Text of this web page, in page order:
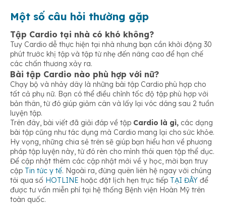
Một số câu hỏi thường gặp
Tập Cardio tại nhà có khó không?
Tuy Cardio dễ thực hiện tại nhà nhưng bạn cần khởi động 30
phút trước khị tập và tập từ nhẹ đến nâng cao để hạn chế
các chấn thương xảy ra.
Bài tập Cardio nào phù hợp với nữ?
Chạy bộ và nhảy dây là những bài tập Cardio phù hợp cho
tất cả phụ nữ. Bạn có thể điều chỉnh tốc độ tập phù hợp với
bản thân, từ đó giúp giảm cân và lấy lại vóc dáng sau 2 tuần
luyện tập.
Trên đây, bài viết đã giải đáp về tập Cardio là gì, các dạng
bài tập cũng như tác dụng mà Cardio mang lại cho sức khỏe.
Hy vọng, những chia sẻ trên sẽ giúp bạn hiểu hơn về phương
pháp tập luyện này, từ đó rèn cho mình thói quen tập thể dục.
Để cập nhật thêm các cập nhật mới về y học, mời bạn truy
cập Tin tức y tế. Ngoài ra, đừng quên liên hệ ngay với chúng
tôi qua số HOTLINE hoặc đặt lịch hẹn trực tiếp TẠI ĐÂY để
được tư vấn miễn phí tại hệ thống Bệnh viện Hoàn Mỹ trên
toàn quốc.